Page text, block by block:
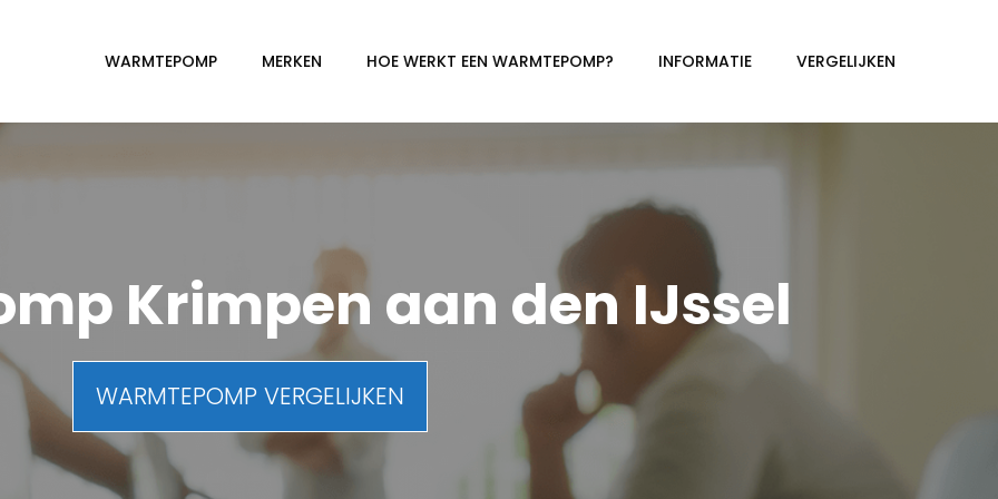
WARMTEPOMP MERKEN HOE WERKT EEN WARMTEPOMP? INFORMATIE VERGELIJKEN
Krimpen aan den IJssel
WARMTEPOMP VERGELIJKEN